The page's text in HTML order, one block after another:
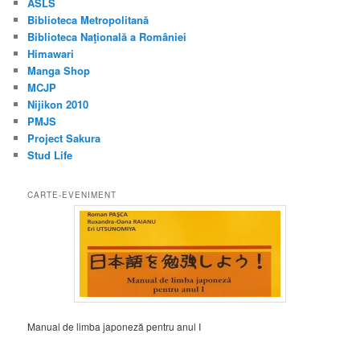
Biblioteca Metropolitană
Biblioteca Naţională a României
Himawari
Manga Shop
MCJP
Nijikon 2010
PMJS
Project Sakura
Stud Life
CARTE-EVENIMENT
Manual de limba japoneză pentru anul I